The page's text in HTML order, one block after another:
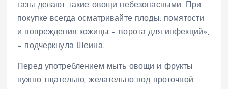
газы делают такие овощи небезопасными. При
покупке всегда осматривайте плоды: помятости
и повреждения кожицы – ворота для инфекций»,
– подчеркнула Шеина.
Перед употреблением мыть овощи и фрукты
нужно тщательно, желательно под проточной